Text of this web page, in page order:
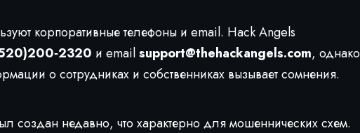
корпоративные телефоны и email. Hack Angels
и emailsupport@thehackangels.com, однако
о сотрудниках и собственниках вызывает сомнения.
создан недавно, что характерно для мошеннических схем.